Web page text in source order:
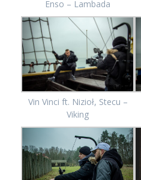
Enso – Lambada
Vin Vinci ft. Nizioł, Stecu –
Viking